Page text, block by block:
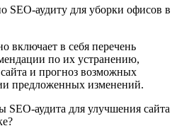
SEO-аудиту для уборки офисов в
включает в себя перечень
по их устранению,
и прогноз возможных
предложенных изменений.
SEO-аудита для улучшения сайта